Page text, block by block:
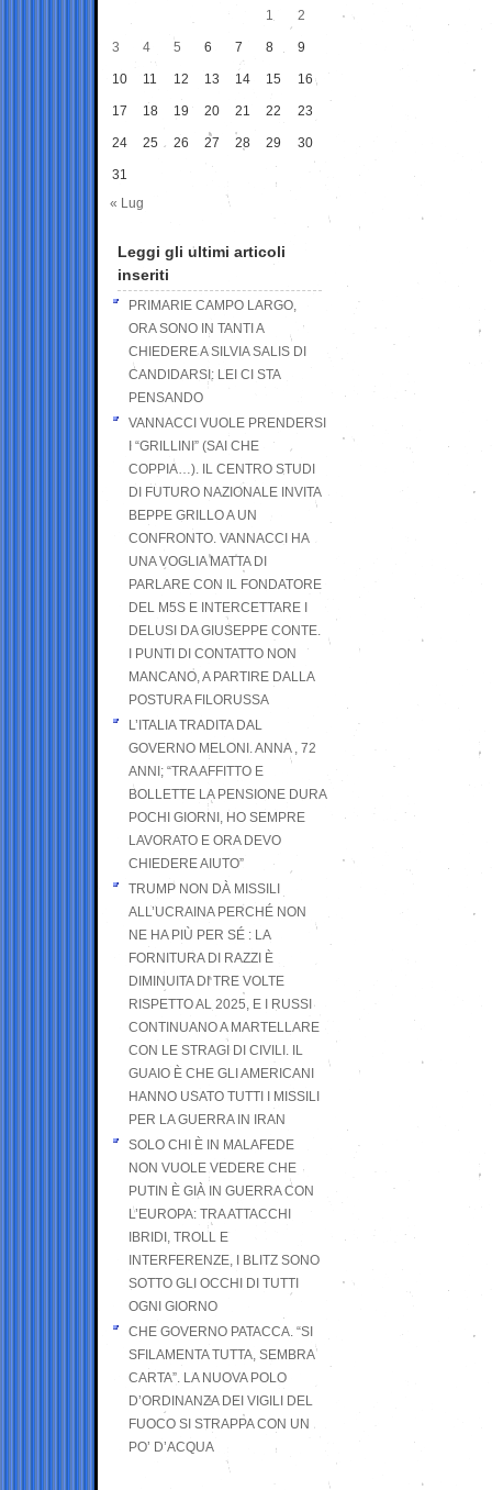
1
2
3 4 5 6 7 8 9
10 11 12 13 14 15 16
17 18 19 20 21 22 23
24 25 26 27 28 29 30
31
« Lug
Leggi gli ultimi articoli
inseriti
PRIMARIE CAMPO LARGO,
ORA SONO IN TANTI A
CHIEDERE A SILVIA SALIS DI
CANDIDARSI: LEI CI STA
PENSANDO
VANNACCI VUOLE PRENDERSI
I “GRILLINI” (SAI CHE
COPPIA…). IL CENTRO STUDI
DI FUTURO NAZIONALE INVITA
BEPPE GRILLO A UN
CONFRONTO. VANNACCI HA
UNA VOGLIA MATTA DI
PARLARE CON IL FONDATORE
DEL M5S E INTERCETTARE I
DELUSI DA GIUSEPPE CONTE.
I PUNTI DI CONTATTO NON
MANCANO, A PARTIRE DALLA
POSTURA FILORUSSA
L’ITALIA TRADITA DAL
GOVERNO MELONI. ANNA , 72
ANNI; “TRA AFFITTO E
BOLLETTE LA PENSIONE DURA
POCHI GIORNI, HO SEMPRE
LAVORATO E ORA DEVO
CHIEDERE AIUTO”
TRUMP NON DÀ MISSILI
ALL’UCRAINA PERCHÉ NON
NE HA PIÙ PER SÉ : LA
FORNITURA DI RAZZI È
DIMINUITA DI TRE VOLTE
RISPETTO AL 2025, E I RUSSI
CONTINUANO A MARTELLARE
CON LE STRAGI DI CIVILI. IL
GUAIO È CHE GLI AMERICANI
HANNO USATO TUTTI I MISSILI
PER LA GUERRA IN IRAN
SOLO CHI È IN MALAFEDE
NON VUOLE VEDERE CHE
PUTIN È GIÀ IN GUERRA CON
L’EUROPA: TRA ATTACCHI
IBRIDI, TROLL E
INTERFERENZE, I BLITZ SONO
SOTTO GLI OCCHI DI TUTTI
OGNI GIORNO
CHE GOVERNO PATACCA. “SI
SFILAMENTA TUTTA, SEMBRA
CARTA”. LA NUOVA POLO
D’ORDINANZA DEI VIGILI DEL
FUOCO SI STRAPPA CON UN
PO’ D’ACQUA